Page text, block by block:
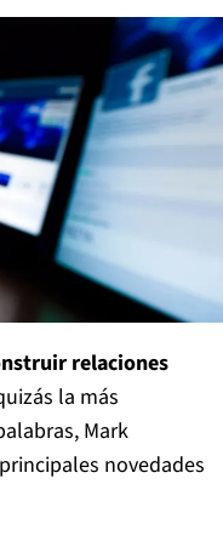
relaciones
la más
Mark
novedades